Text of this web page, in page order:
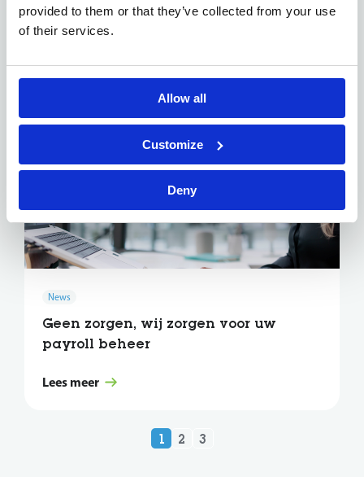
provided to them or that they’ve collected from your use
of their services.
Allow all
Customize
Deny
gezonde work-life balans
News
Geen zorgen, wij zorgen voor uw
payroll beheer
Lees meer
1 2 3